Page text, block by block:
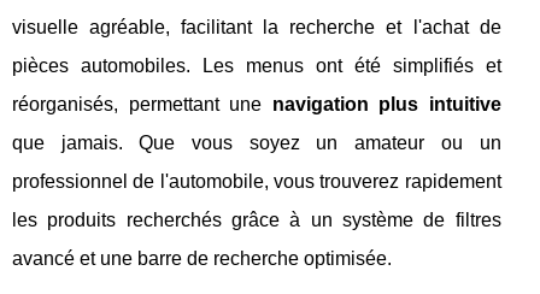
visuelle agréable, facilitant la recherche et l'achat de
pièces automobiles. Les menus ont été simplifiés et
réorganisés, permettant une navigation plus intuitive
que jamais. Que vous soyez un amateur ou un
professionnel de l'automobile, vous trouverez rapidement
les produits recherchés grâce à un système de filtres
avancé et une barre de recherche optimisée.